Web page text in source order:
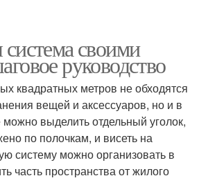
система своими
руководство
квадратных метров не обходятся
вещей и аксессуаров, но и в
выделить отдельный уголок,
по полочкам, и висеть на
систему можно организовать в
часть пространства от жилого